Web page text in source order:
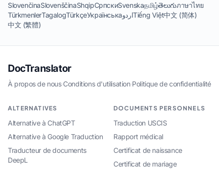
SlovenčinaSlovenščinaShqipСрпскиSvenskaதமிழ்తెలుగుภาษาไทย
TürkmenlerTagalogTürkçeУкраїнськаاردوTiếng Việt中文 (简体)
中文 (繁體)
DocTranslator
À propos de nous·Conditions d'utilisation·Politique de confidentialité
ALTERNATIVES
Alternative à ChatGPT
Alternative à Google Traduction
Traducteur de documents
DeepL
DOCUMENTS PERSONNELS
Traduction USCIS
Rapport médical
Certificat de naissance
Certificat de mariage